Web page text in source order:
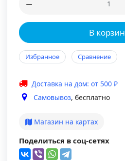
В
Избранное Сравнение
Доставка на дом: от 500 ₽
Самовывоз, бесплатно
Магазин на картах
Поделиться в соц-сетях